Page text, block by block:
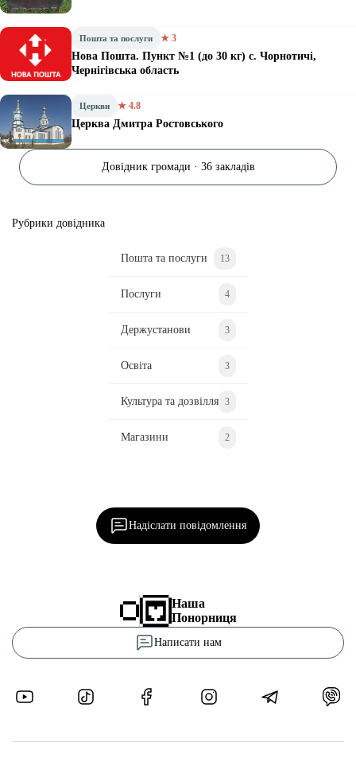
Пошта та послуги ★ 3
Нова Пошта. Пункт №1 (до 30 кг) с. Чорнотичі,
Чернігівська область
Церкви ★ 4.8
Церква Дмитра Ростовського
Довідник громади · 36 закладів
Рубрики довідника
Пошта та послуги 13
Послуги 4
Держустанови 3
Освіта 3
Культура та дозвілля 3
Магазини 2
Надіслати повідомлення
Наша
Понорниця
Написати нам